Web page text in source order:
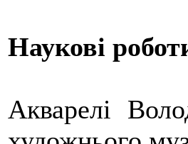
Наукові
Акварелі